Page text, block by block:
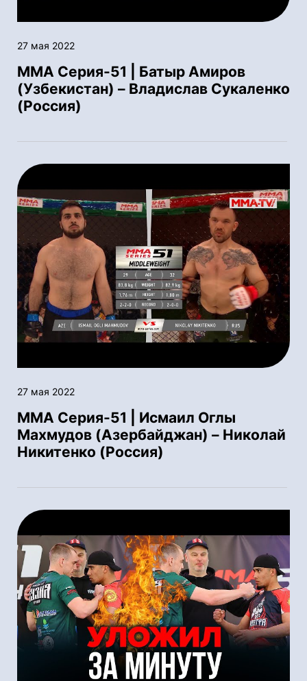
27 мая 2022
ММА Серия-51 | Батыр Амиров
(Узбекистан) – Владислав Сукаленко
(Россия)
27 мая 2022
ММА Серия-51 | Исмаил Оглы
Махмудов (Азербайджан) – Николай
Никитенко (Россия)